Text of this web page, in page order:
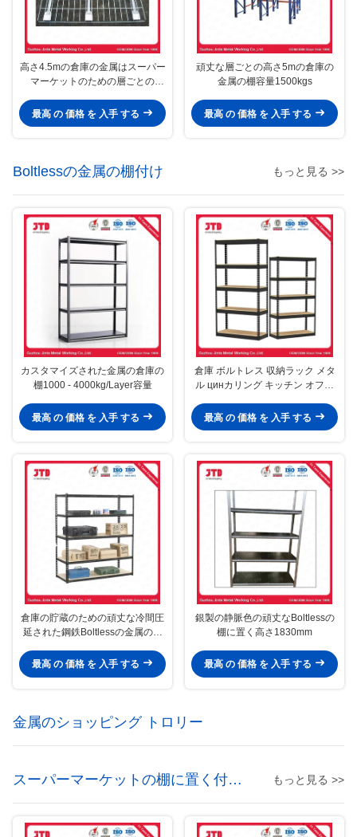
高さ4.5mの倉庫の金属はスーパー
マーケットのための層ごとの
最高 の 価格 を 入手 する
頑丈な層ごとの高さ5mの倉庫の
金属の棚容量1500kgs
最高 の 価格 を 入手 する
Boltlessの金属の棚付け もっと見る >>
カスタマイズされた金属の倉庫の
棚1000 - 4000kg/Layer容量
最高 の 価格 を 入手 する
倉庫 ボルトレス 収納ラック メタ
ル цинカリング キッチン オフィ
最高 の 価格 を 入手 する
倉庫の貯蔵のための頑丈な冷間圧
延された鋼鉄Boltlessの金属の棚
最高 の 価格 を 入手 する
銀製の静脈色の頑丈なBoltlessの
棚に置く高さ1830mm
最高 の 価格 を 入手 する
金属のショッピング トロリー
スーパーマーケットの棚に置く付属
品
もっと見る >>